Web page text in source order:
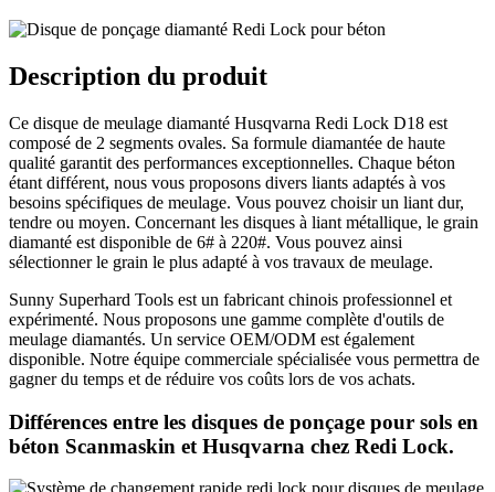
Description du produit
Ce disque de meulage diamanté Husqvarna Redi Lock D18 est
composé de 2 segments ovales. Sa formule diamantée de haute
qualité garantit des performances exceptionnelles. Chaque béton
étant différent, nous vous proposons divers liants adaptés à vos
besoins spécifiques de meulage. Vous pouvez choisir un liant dur,
tendre ou moyen. Concernant les disques à liant métallique, le grain
diamanté est disponible de 6# à 220#. Vous pouvez ainsi
sélectionner le grain le plus adapté à vos travaux de meulage.
Sunny Superhard Tools est un fabricant chinois professionnel et
expérimenté. Nous proposons une gamme complète d'outils de
meulage diamantés. Un service OEM/ODM est également
disponible. Notre équipe commerciale spécialisée vous permettra de
gagner du temps et de réduire vos coûts lors de vos achats.
Différences entre les disques de ponçage pour sols en
béton Scanmaskin et Husqvarna chez Redi Lock.